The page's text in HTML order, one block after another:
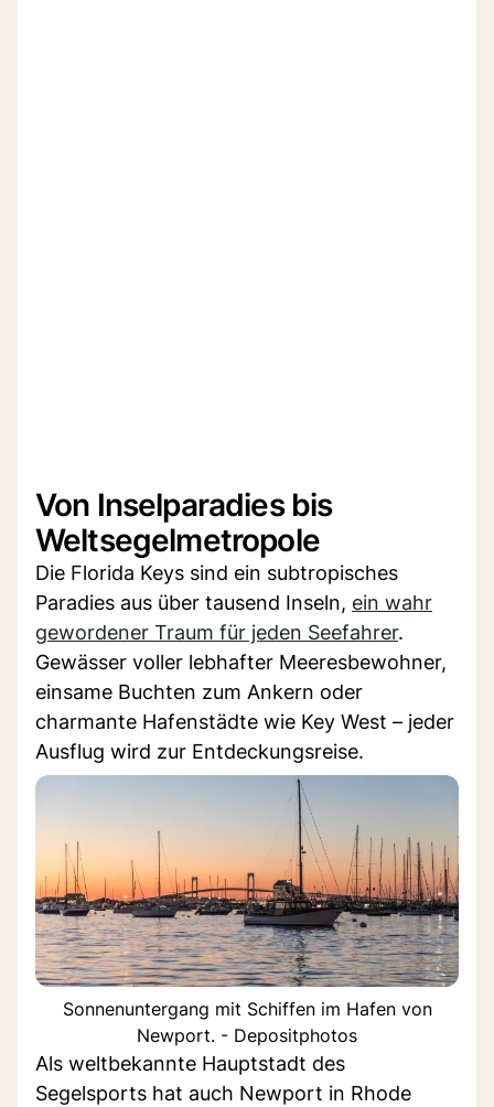
Von Inselparadies bis
Weltsegelmetropole
Die Florida Keys sind ein subtropisches
Paradies aus über tausend Inseln, ein wahr
gewordener Traum für jeden Seefahrer.
Gewässer voller lebhafter Meeresbewohner,
einsame Buchten zum Ankern oder
charmante Hafenstädte wie Key West – jeder
Ausflug wird zur Entdeckungsreise.
Sonnenuntergang mit Schiffen im Hafen von
Newport. - Depositphotos
Als weltbekannte Hauptstadt des
Segelsports hat auch Newport in Rhode